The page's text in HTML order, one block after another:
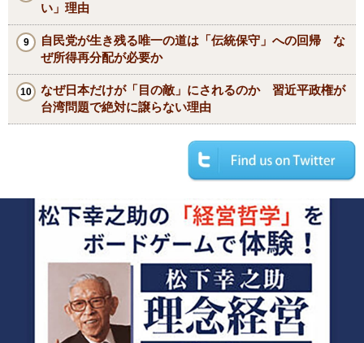
い」理由
自民党が生き残る唯一の道は「伝統保守」への回帰 な
ぜ所得再分配が必要か
なぜ日本だけが「目の敵」にされるのか 習近平政権が
台湾問題で絶対に譲らない理由